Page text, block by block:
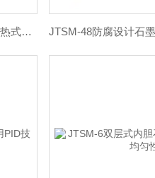
JTC0D-64/6/8/10/12位cod消解器集热式加热速度快